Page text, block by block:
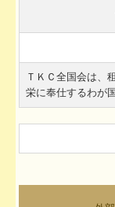
ＴＫＣ全国会は、
栄に奉仕するわが